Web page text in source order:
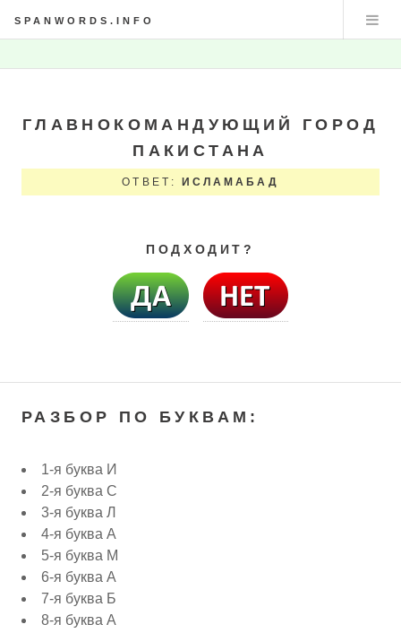
SPANWORDS.INFO
ГЛАВНОКОМАНДУЮЩИЙ ГОРОД
ПАКИСТАНА
ОТВЕТ: ИСЛАМАБАД
ПОДХОДИТ?
РАЗБОР ПО БУКВАМ:
1-я буква И
2-я буква С
3-я буква Л
4-я буква А
5-я буква М
6-я буква А
7-я буква Б
8-я буква А